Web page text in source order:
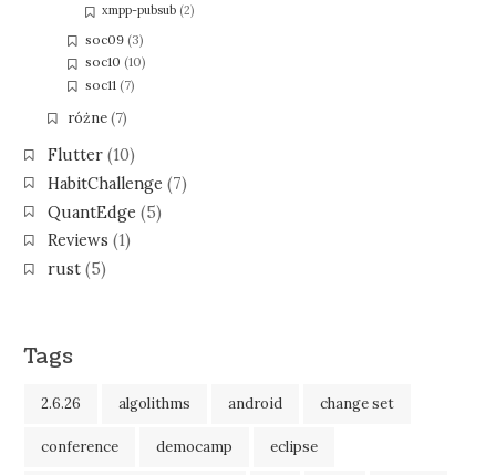
xmpp-pubsub(2)
soc09 (3)
soc10 (10)
soc11 (7)
różne(7)
Flutter(10)
HabitChallenge (7)
QuantEdge (5)
Reviews (1)
rust(5)
Tags
2.6.26 algolithms android change set
conference democamp eclipse